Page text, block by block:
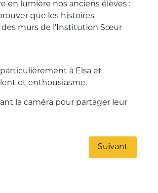
en lumière nos anciens élèves :
que les histoires
murs de l’Institution Sœur
à Elsa et
et enthousiasme.
la caméra pour partager leur
Suivant